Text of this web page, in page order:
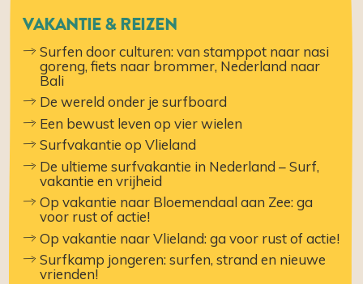
VAKANTIE & REIZEN
Surfen door culturen: van stamppot naar nasi
goreng, fiets naar brommer, Nederland naar
Bali
De wereld onder je surfboard
Een bewust leven op vier wielen
Surfvakantie op Vlieland
De ultieme surfvakantie in Nederland – Surf,
vakantie en vrijheid
​​Op vakantie naar Bloemendaal aan Zee: ga
voor rust of actie!
​​Op vakantie naar Vlieland: ga voor rust of actie!
Surfkamp jongeren: surfen, strand en nieuwe
vrienden!